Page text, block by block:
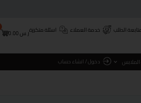
الطلب خدمة العملاء اسئلة متكررةر.س0.00
دخول / انشاء حساب